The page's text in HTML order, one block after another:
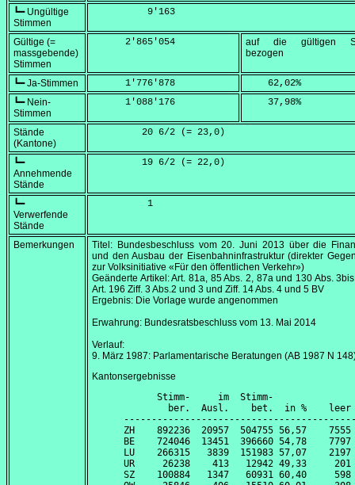
┗━ Ungültige
Stimmen
          9'163
Gültige (=
massgebende)
Stimmen
      2'865'054
auf die gültigen
bezogen
┗━ Ja-Stimmen
      1'776'878
    62,02
%
┗━ Nein-
Stimmen
      1'088'176
    37,98
%
Stände
(Kantone)
         20 6/2 (=
23,0 )
┗━
Annehmende
Stände
         19 6/2 (=
22,0 )
┗━
Verwerfende
Stände
          1
Bemerkungen Titel: Bundesbeschluss vom20. Juni 2013über die
und den Ausbau der Eisenbahninfrastruktur (direkter
zur Volksinitiative «Für den öffentlichen Verkehr»)
Geänderte Artikel: Art. 81a, 85 Abs. 2, 87a und 130 Abs.
Art. 196 Ziff. 3 Abs.2 und 3 und Ziff. 14 Abs. 4 und 5 BV
Ergebnis: Die Vorlage wurde angenommen
Erwahrung: Bundesratsbeschluss vom 13. Mai 2014
Verlauf:
9. März 1987: Parlamentarische Beratungen (AB 1987 N
Kantonsergebnisse
Stimm-     im  Stimm-
ber.  Ausl.    bet.  in %
ZH    892236  20957  504755 56,57
BE    724046  13451  396660 54,78
LU    266315   3839  151983 57,07
UR     26238    413   12942 49,33
SZ    100884   1347   60931 60,40